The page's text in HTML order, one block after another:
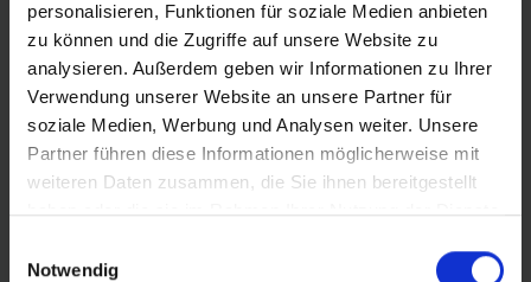
personalisieren, Funktionen für soziale Medien anbieten
zu können und die Zugriffe auf unsere Website zu
analysieren. Außerdem geben wir Informationen zu Ihrer
Verwendung unserer Website an unsere Partner für
soziale Medien, Werbung und Analysen weiter. Unsere
Partner führen diese Informationen möglicherweise mit
weiteren Daten zusammen, die Sie ihnen bereitgestellt
haben oder die sie im Rahmen Ihrer Nutzung der Dienste
Notwendig
Gebruik de zoekfunctie om het aanbod te
verfijnen of filter de tabel op de categorieën
die je interesseren. Sorteer de banden met de
pijltjes.
Prijs